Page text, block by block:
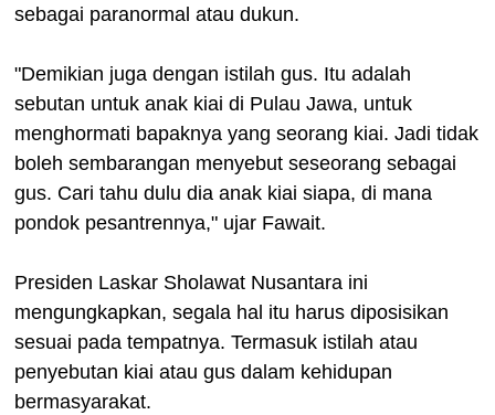
sebagai paranormal atau dukun.
"Demikian juga dengan istilah gus. Itu adalah
sebutan untuk anak kiai di Pulau Jawa, untuk
menghormati bapaknya yang seorang kiai. Jadi tidak
boleh sembarangan menyebut seseorang sebagai
gus. Cari tahu dulu dia anak kiai siapa, di mana
pondok pesantrennya," ujar Fawait.
Presiden Laskar Sholawat Nusantara ini
mengungkapkan, segala hal itu harus diposisikan
sesuai pada tempatnya. Termasuk istilah atau
penyebutan kiai atau gus dalam kehidupan
bermasyarakat.